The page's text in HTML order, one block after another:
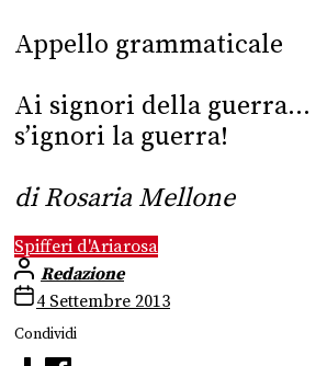
Appello grammaticale
Ai signori della guerra…
s’ignori la guerra!
di Rosaria Mellone
Spifferi d'Ariarosa
Redazione
4 Settembre 2013
Condividi